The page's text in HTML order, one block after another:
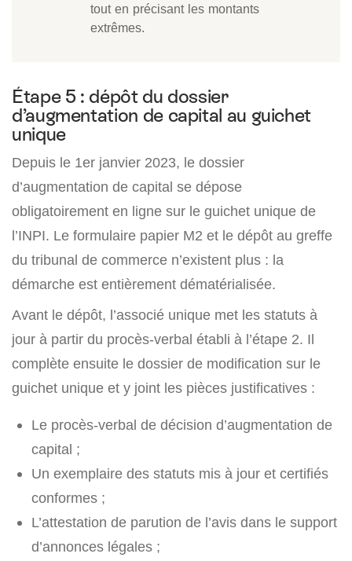
tout en précisant les montants
extrêmes.
Étape 5 : dépôt du dossier
d’augmentation de capital au guichet
unique
Depuis le 1er janvier 2023, le dossier
d’augmentation de capital se dépose
obligatoirement en ligne sur le guichet unique de
l’INPI. Le formulaire papier M2 et le dépôt au greffe
du tribunal de commerce n’existent plus : la
démarche est entièrement dématérialisée.
Avant le dépôt, l’associé unique met les statuts à
jour à partir du procès-verbal établi à l’étape 2. Il
complète ensuite le dossier de modification sur le
guichet unique et y joint les pièces justificatives :
Le procès-verbal de décision d’augmentation de
capital ;
Un exemplaire des statuts mis à jour et certifiés
conformes ;
L’attestation de parution de l’avis dans le support
d’annonces légales ;